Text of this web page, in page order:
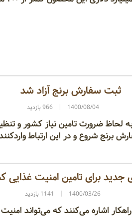
ثبت سفارش برنج آزاد شد
1400/08/04 966 بازدید
ضرورت تامین نیاز کشور و
برنج شروع و در این ارتباط
جدید برای تامین امنیت غذایی
1400/03/26 1141 بازدید
به تازگی به ۵ راهکار اشاره می‌کنند که